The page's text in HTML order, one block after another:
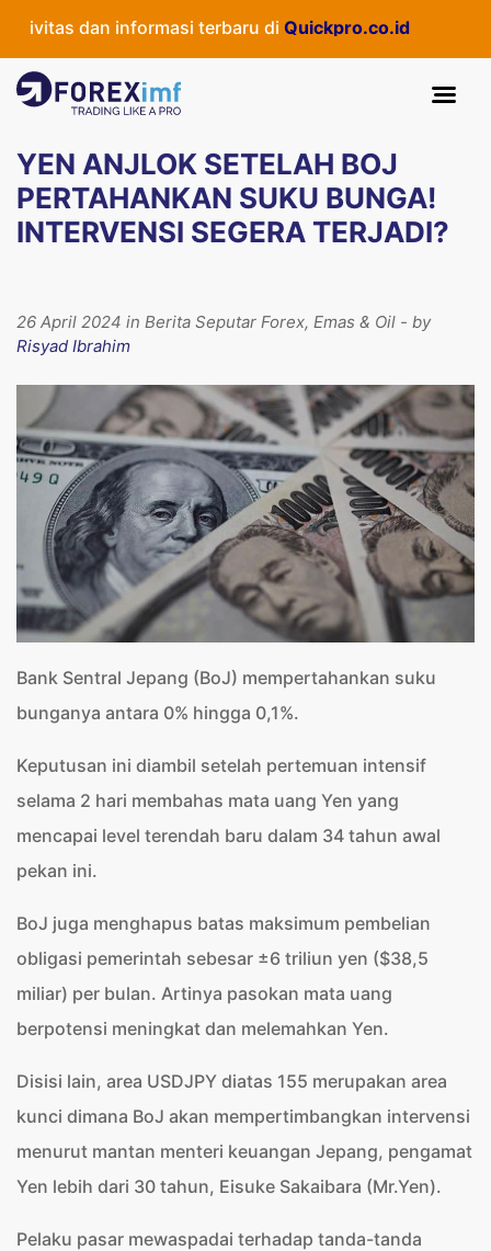
dan informasi terbaru di Quickpro.co.id
YEN ANJLOK SETELAH BOJ
PERTAHANKAN SUKU BUNGA!
INTERVENSI SEGERA TERJADI?
26 April 2024 in Berita Seputar Forex, Emas & Oil - by
Risyad Ibrahim
Bank Sentral Jepang (BoJ) mempertahankan suku
bunganya antara 0% hingga 0,1%.
Keputusan ini diambil setelah pertemuan intensif
selama 2 hari membahas mata uang Yen yang
mencapai level terendah baru dalam 34 tahun awal
pekan ini.
BoJ juga menghapus batas maksimum pembelian
obligasi pemerintah sebesar ±6 triliun yen ($38,5
miliar) per bulan. Artinya pasokan mata uang
berpotensi meningkat dan melemahkan Yen.
Disisi lain, area USDJPY diatas 155 merupakan area
kunci dimana BoJ akan mempertimbangkan intervensi
menurut mantan menteri keuangan Jepang, pengamat
Yen lebih dari 30 tahun, Eisuke Sakaibara (Mr.Yen).
Pelaku pasar mewaspadai terhadap tanda-tanda